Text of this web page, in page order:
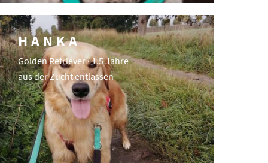
HANKA
Golden Retriever · 1,5 Jahre
aus der Zucht entlassen